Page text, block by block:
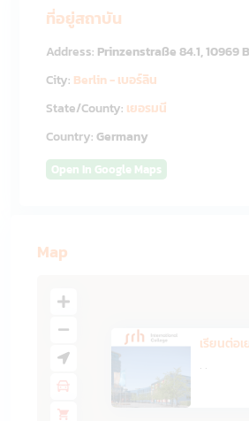
ที่อยู่สถาบัน
Address: Prinzenstraße 84.1, 10969
City: Berlin - เบอร์ลิน
State/County: เยอรมนี
Country:Germany
Open In Google Maps
Map
เรียนต่อเ
· ·